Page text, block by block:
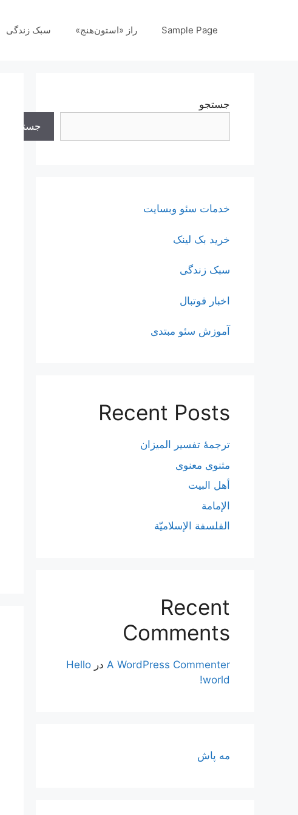
Sample Page راز «استون‌هنج» سبک زندگی
جستجو
جستجو
خدمات سئو وبسایت
خرید بک لینک
سبک زندگی
اخبار فوتبال
آموزش سئو مبتدی
Recent Posts
ترجمۀ تفسیر المیزان
مثنوی معنوی
أهل البيت
الإمامة
الفلسفة الإسلاميّة
Recent
Comments
A WordPress Commenter در Hello
world!
مه پاش